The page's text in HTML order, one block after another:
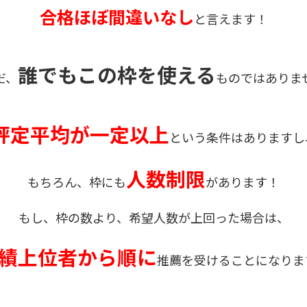
合格ほぼ間違いなしと言えます！
誰でもこの枠を使えるものではありま
定平均が一定以上という条件はありますし
もちろん、枠にも人数制限があります！
もし、枠の数より、希望人数が上回った場合は、
上位者から順に推薦を受けることになりま